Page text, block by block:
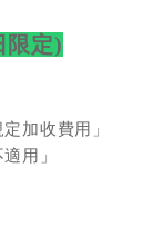
限定)
加收費用」
用」